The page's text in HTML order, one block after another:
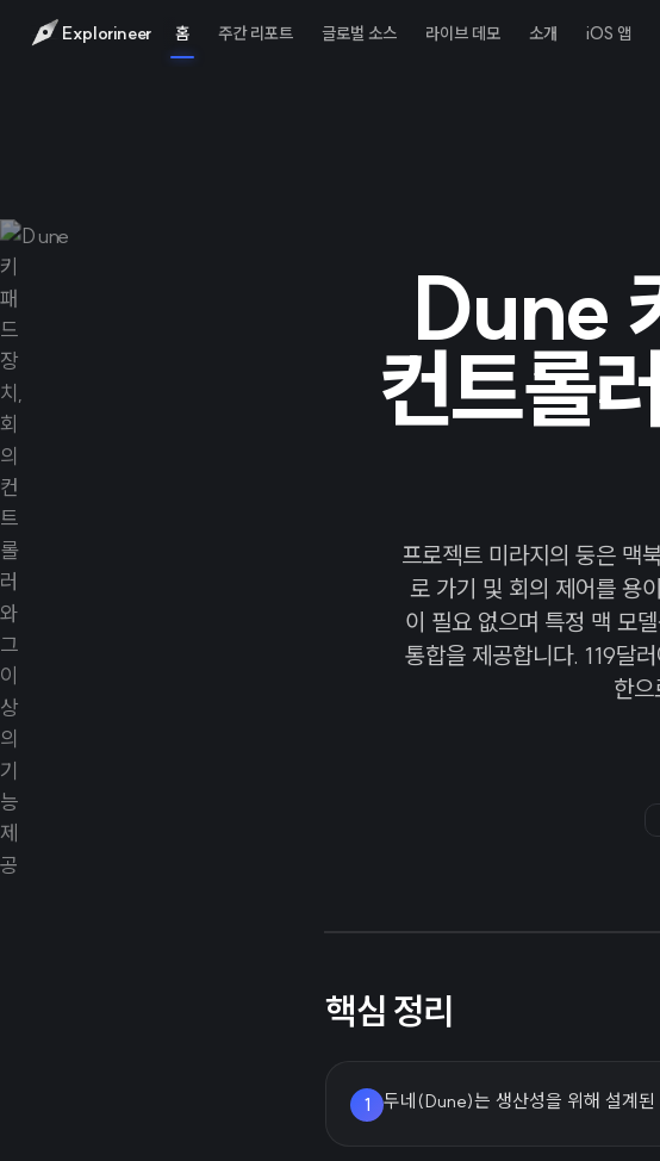
Explorineer 홈 주간 리포트 글로벌 소스 라이브 데모 소개 iOS 앱
Dune
컨트롤
프로젝트 미라지의 둥은 맥
로 가기 및 회의 제어를 용
이 필요 없으며 특정 맥 모
통합을 제공합니다. 119달
한
핵심 정리
1 두네(Dune)는 생산성을 위해 설계